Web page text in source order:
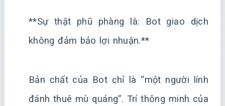
**Sự thật phũ phàng là: Bot giao dịch
không đảm bảo lợi nhuận.**
Bản chất của Bot chỉ là “một người lính
đánh thuê mù quáng”. Trí thông minh của